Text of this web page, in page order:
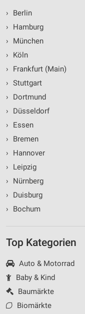
›
Berlin
›
Hamburg
›
München
›
Köln
›
Frankfurt (Main)
› Stuttgart
›
Dortmund
›
Düsseldorf
›
Essen
›
Bremen
›
Hannover
›
Leipzig
›
Nürnberg
›
Duisburg
›
Bochum
Top Kategorien
Auto & Motorrad
Baby & Kind
Baumärkte
Biomärkte